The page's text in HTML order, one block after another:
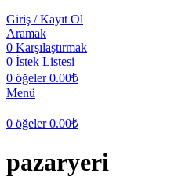
Giriş / Kayıt Ol
Aramak
0 Karşılaştırmak
0 İstek Listesi
0 öğeler 0.00₺
Menü
0 öğeler 0.00₺
pazaryeri